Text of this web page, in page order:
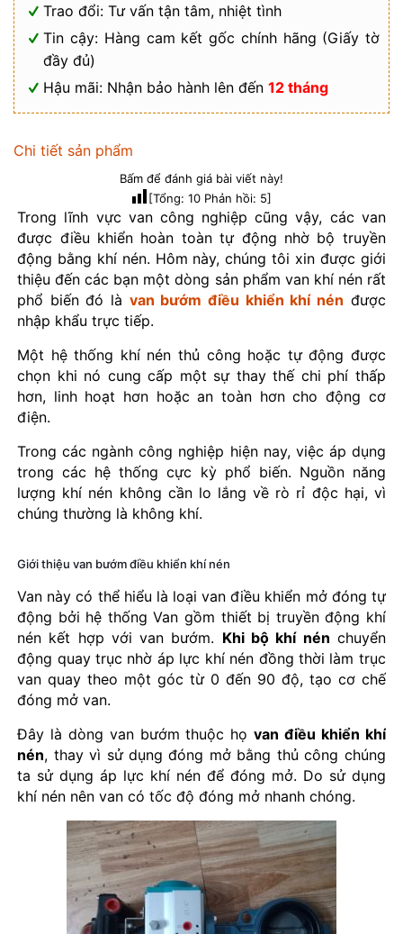
Trao đổi: Tư vấn tận tâm, nhiệt tình
Tin cậy: Hàng cam kết gốc chính hãng (Giấy tờ
đầy đủ)
Hậu mãi: Nhận bảo hành lên đến12 tháng
Chi tiết sản phẩm
Bấm để đánh giá bài viết này!
[Tổng:10 Phản hồi: 5]
Trong lĩnh vực van công nghiệp cũng vậy, các van
được điều khiển hoàn toàn tự động nhờ bộ truyền
động bằng khí nén. Hôm này, chúng tôi xin được giới
thiệu đến các bạn một dòng sản phẩm van khí nén rất
phổ biến đó là van bướm điều khiển khí nén được
nhập khẩu trực tiếp.
Một hệ thống khí nén thủ công hoặc tự động được
chọn khi nó cung cấp một sự thay thế chi phí thấp
hơn, linh hoạt hơn hoặc an toàn hơn cho động cơ
điện.
Trong các ngành công nghiệp hiện nay, việc áp dụng
trong các hệ thống cực kỳ phổ biến. Nguồn năng
lượng khí nén không cần lo lắng về rò rỉ độc hại, vì
chúng thường là không khí.
Giới thiệu van bướm điều khiển khí nén
Van này có thể hiểu là loại van điều khiển mở đóng tự
động bởi hệ thống Van gồm thiết bị truyền động khí
nén kết hợp với van bướm. Khi bộ khí nén chuyển
động quay trục nhờ áp lực khí nén đồng thời làm trục
van quay theo một góc từ 0 đến 90 độ, tạo cơ chế
đóng mở van.
Đây là dòng van bướm thuộc họvan điều khiển khí
nén, thay vì sử dụng đóng mở bằng thủ công chúng
ta sử dụng áp lực khí nén để đóng mở. Do sử dụng
khí nén nên van có tốc độ đóng mở nhanh chóng.